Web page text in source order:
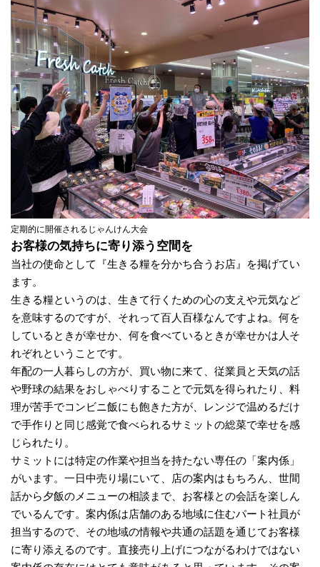
定期的に開催されるじゃんけん大会
お客様の気持ちに寄り添う空間を
当社の使命として『生きる糧を分かち合うお店』を掲げてい
ます。
生きる糧というのは、生きて行くための心の支えや元気など
を意味するのですが、それって百人百様なんですよね。何を
しているときが幸せか、何を食べているときが幸せかは人そ
れぞれということです。
年配の一人暮らしの方が、買い物に来て、従業員と天気の話
や野球の結果をおしゃべりすることで元気を得られたり、料
理が苦手でコンビニ飯にも飽きた方が、レンジで温めるだけ
で手作りと同じ感覚で食べられるサミットの総菜で幸せを感
じられたり。
サミットには特定の作業や担当を持たない専任の「案内係」
がいます。一日中売り場にいて、店の案内はもちろん、世間
話から夕飯のメニューの相談まで、お客様との会話を楽しん
でいるんです。案内係は店舗のある地域に住むパート社員が
担当するので、その地域の情報や共通の話題を通じてお客様
に寄り添えるのです。直接売り上げにつながるわけではない